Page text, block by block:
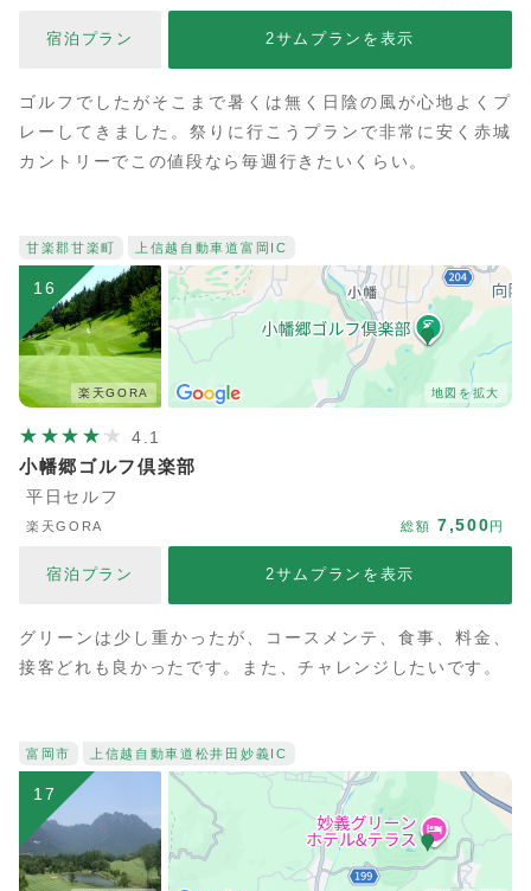
宿泊プラン 2サムプランを表示
ゴルフでしたがそこまで暑くは無く日陰の風が心地よくプ
レーしてきました。祭りに行こうプランで非常に安く赤城
カントリーでこの値段なら毎週行きたいくらい。
甘楽郡甘楽町 上信越自動車道 富岡IC
16
楽天GORA 地図を拡大
4.1
小幡郷ゴルフ倶楽部
平日セルフ
楽天GORA 総額 7,500円
宿泊プラン 2サムプランを表示
グリーンは少し重かったが、コースメンテ、食事、料金、
接客どれも良かったです。また、チャレンジしたいです。
富岡市 上信越自動車道 松井田妙義IC
17